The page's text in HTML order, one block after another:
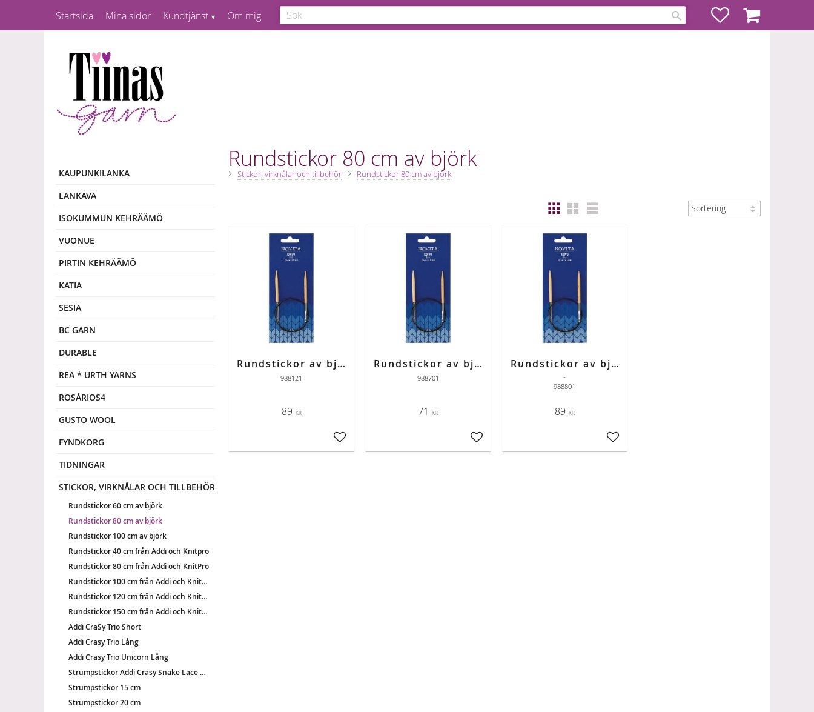
FavoriterKundvagn
Startsida Mina sidor Kundtjänst Om mig
Rundstickor 80 cm av björk
Stickor, virknålar och tillbehör Rundstickor 80 cm av björk
Rundstickor av björk 12,0 mm 80 cm
988121
89 KR
Lägg till i favoriter
Rundstickor av björk 7,0 mm 80 cm
988701
71 KR
Lägg till i favoriter
Rundstickor av björk 8,0 mm 80 cm
-
988801
89 KR
Lägg till i favoriter
KAUPUNKILANKA
LANKAVA
ISOKUMMUN KEHRÄÄMÖ
VUONUE
PIRTIN KEHRÄÄMÖ
KATIA
SESIA
BC GARN
DURABLE
REA * URTH YARNS
ROSÁRIOS4
GUSTO WOOL
FYNDKORG
TIDNINGAR
STICKOR, VIRKNÅLAR OCH TILLBEHÖR
Rundstickor 60 cm av björk
Rundstickor 80 cm av björk
Rundstickor 100 cm av björk
Rundstickor 40 cm från Addi och Knitpro
Rundstickor 80 cm från Addi och KnitPro
Rundstickor 100 cm från Addi och KnitPro
Rundstickor 120 cm från Addi och KnitPro
Rundstickor 150 cm från Addi och KnitPro
Addi CraSy Trio Short
Addi Crasy Trio Lång
Addi Crasy Trio Unicorn Lång
Strumpstickor Addi Crasy Snake Lace 15 cm
Strumpstickor 15 cm
Strumpstickor 20 cm